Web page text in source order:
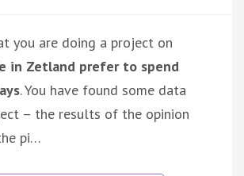
you are doing a project on
in Zetland prefer to spend
. You have found some data
– the results of the opinion
pi…